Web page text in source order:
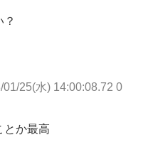
01/25(水) 14:00:08.72 0
とか最高